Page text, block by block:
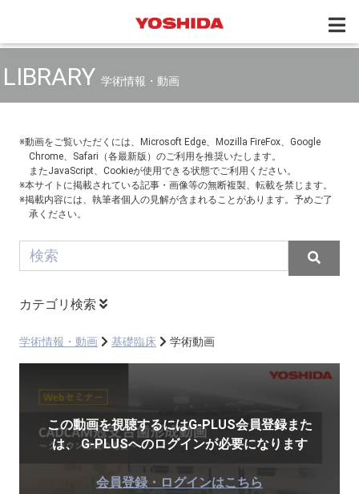
LIBRARY 学術情報・動画
※動画をご覧いただくには、Microsoft Edge、Mozilla FireFox、Google
Chrome、Safari（各最新版）のご利用を推奨いたします。
またJavaScript、Cookieが使用できる状態でご利用ください。
※本サイトに掲載されている記事・画像等の無断複製、転載を禁じます。
※掲載内容には、執筆者個人の見解が含まれることがあります。予めご了
承ください。
カテゴリ検索
学術情報・動画 基礎臨床 学術動画
この動画を視聴するにはG-PLUS会員登録また
は、G-PLUSへのログインが必要になります
会員登録・ログインはこちら